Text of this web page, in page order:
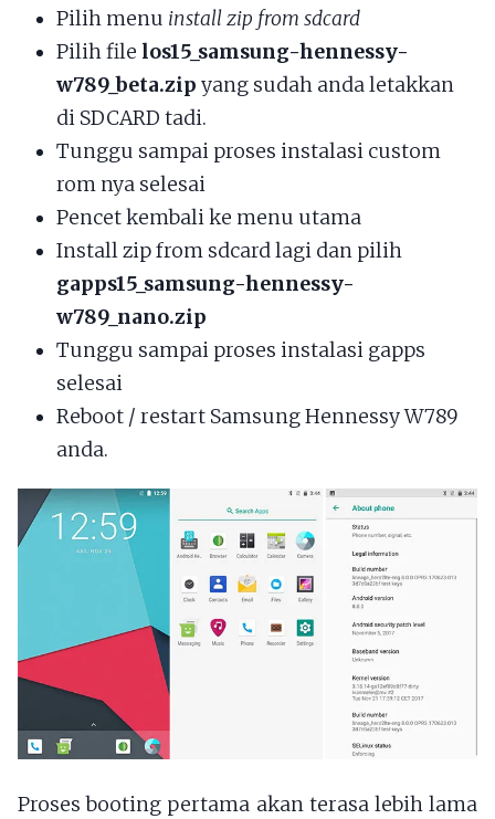
Pilih menu install zip from sdcard
Pilih file los15_samsung-hennessy-
w789_beta.zip yang sudah anda letakkan
di SDCARD tadi.
Tunggu sampai proses instalasi custom
rom nya selesai
Pencet kembali ke menu utama
Install zip from sdcard lagi dan pilih
gapps15_samsung-hennessy-
w789_nano.zip
Tunggu sampai proses instalasi gapps
selesai
Reboot / restart Samsung Hennessy W789
anda.
Proses booting pertama akan terasa lebih lama